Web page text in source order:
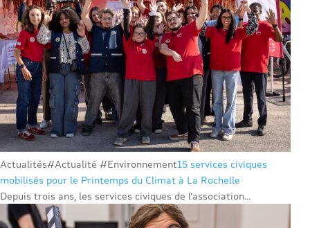
Actualités#Actualité #Environnement15 services civiques
mobilisés pour le Printemps du Climat à La Rochelle
Depuis trois ans, les services civiques de l’association...